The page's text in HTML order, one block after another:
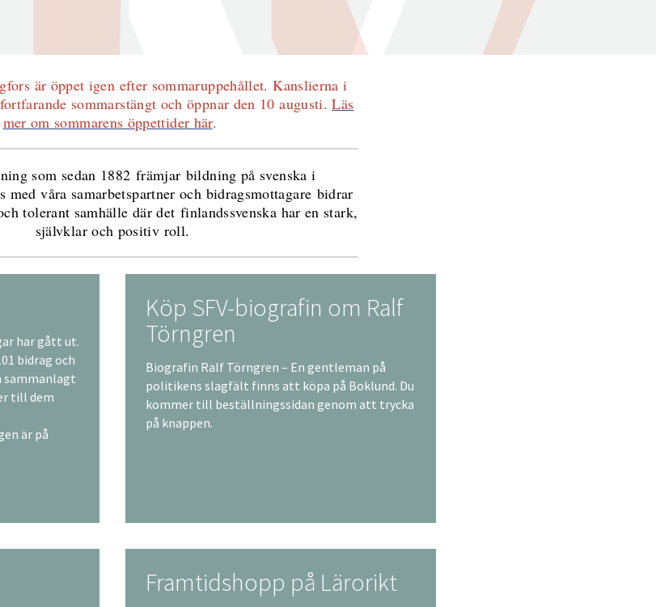
är öppet igen efter sommaruppehållet. Kanslierna i
sommarstängt och öppnar den 10 augusti. Läs
mer om sommarens öppettider här.
som sedan 1882 främjar bildning på svenska i
våra samarbetspartner och bidragsmottagare bidrar
tolerant samhälle där det finlandssvenska har en stark,
självklar och positiv roll.
har gått ut.
bidrag och
sammanlagt
till dem
är på
Köp SFV-biografin om Ralf
Törngren
Biografin Ralf Törngren – En gentleman på
politikens slagfält finns att köpa på Boklund. Du
kommer till beställningssidan genom att trycka
på knappen.
Framtidshopp på Lärorikt